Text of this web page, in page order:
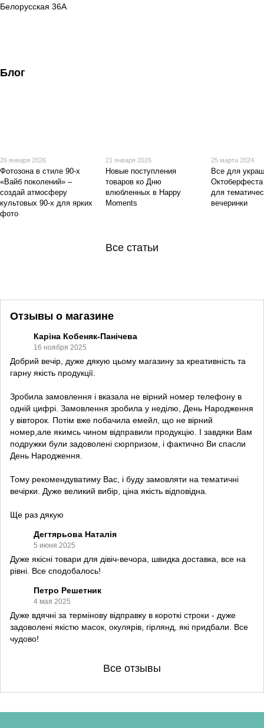
Белорусская 36А
Блог
26 января 2026
Фотозона в стиле 90-х
«Вайб поколений» –
создай атмосферу
культовых 90-х для ярких
фото
21 января 2026
Новые поступления
товаров ко Дню
влюбленных в Happy
Moments
25 марта 2024
Все для
для
вечеринки
Все статьи
Отзывы о магазине
Каріна Кобеняк-Панічева
16 ноября 2025
Добрий вечір, дуже дякую цьому магазину за креативність та
гарну якість продукції.
Зробила замовлення і вказала не вірний номер телефону в
одній цифрі. Замовлення зробила у неділю, День Народження
у вівторок. Потім вже побачила емейл, що не вірний
номер,але якимсь чином відправили продукцію. І завдяки Вам
подружки були задоволені сюрпризом, і фактично Ви спасли
День Народження.
Тому рекомендуватиму Вас, і буду замовляти на тематичні
вечірки. Дуже великий вибір, ціна якість відповідна.
Ще раз дякую
Дегтярьова Наталія
5 июня 2025
Дуже якісні товари для дівіч-вечора, швидка доставка, все на
рівні. Все сподобалось!
Петро Решетник
4 мая 2025
Дуже вдячні за термінову відправку в короткі строки - дуже
задоволені якістю масок, окулярів, гірлянд, які придбали. Все
чудово!
Все отзывы